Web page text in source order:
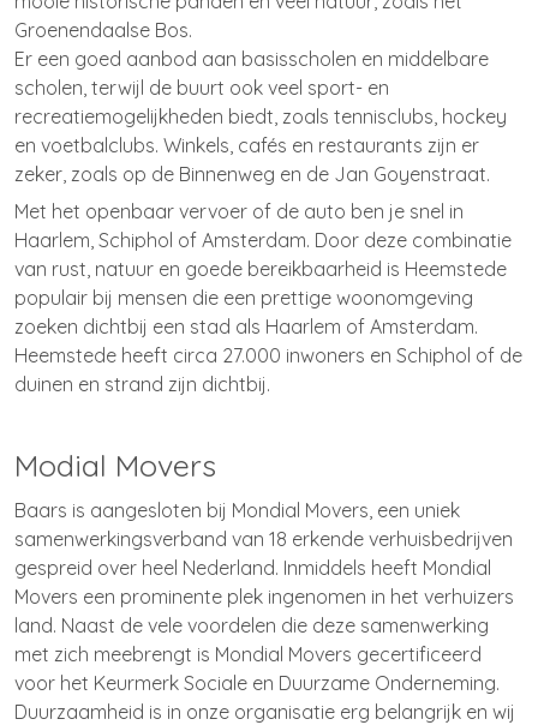
Groenendaalse Bos.
Er een goed aanbod aan basisscholen en middelbare
scholen, terwijl de buurt ook veel sport- en
recreatiemogelijkheden biedt, zoals tennisclubs, hockey
en voetbalclubs. Winkels, cafés en restaurants zijn er
zeker, zoals op de Binnenweg en de Jan Goyenstraat.
Met het openbaar vervoer of de auto ben je snel in
Haarlem, Schiphol of Amsterdam. Door deze combinatie
van rust, natuur en goede bereikbaarheid is Heemstede
populair bij mensen die een prettige woonomgeving
zoeken dichtbij een stad als Haarlem of Amsterdam.
Heemstede heeft circa 27.000 inwoners en Schiphol of de
duinen en strand zijn dichtbij.
Modial Movers
Baars is aangesloten bij Mondial Movers, een uniek
samenwerkingsverband van 18 erkende verhuisbedrijven
gespreid over heel Nederland. Inmiddels heeft Mondial
Movers een prominente plek ingenomen in het verhuizers
land. Naast de vele voordelen die deze samenwerking
met zich meebrengt is Mondial Movers gecertificeerd
voor het Keurmerk Sociale en Duurzame Onderneming.
Duurzaamheid is in onze organisatie erg belangrijk en wij